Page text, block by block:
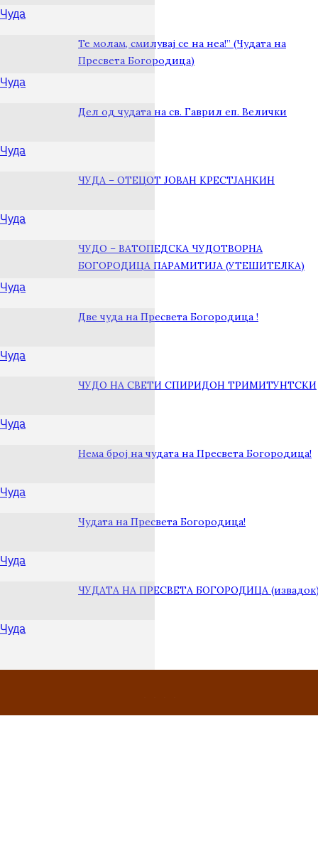
Чуда
Чуда
Чуда
Те молам, смилувај се на неа!” (Чудата на
Пресвета Богородица)
Чуда
Дел од чудата на св. Гаврил еп. Велички
Чуда
ЧУДА – ОТЕЦОТ ЈОВАН КРЕСТЈАНКИН
Чуда
ЧУДО – ВАТОПЕДСКА ЧУДОТВОРНА
БОГОРОДИЦА ПАРАМИТИЈА (УТЕШИТЕЛКА)
Чуда
Две чуда на Пресвета Богородица !
Чуда
ЧУДО НА СВЕТИ СПИРИДОН ТРИМИТУНТСКИ
Чуда
Нема број на чудата на Пресвета Богородица!
Чуда
Чудата на Пресвета Богородица!
ЧУДАТА НА ПРЕСВЕТА БОГОРОДИЦА